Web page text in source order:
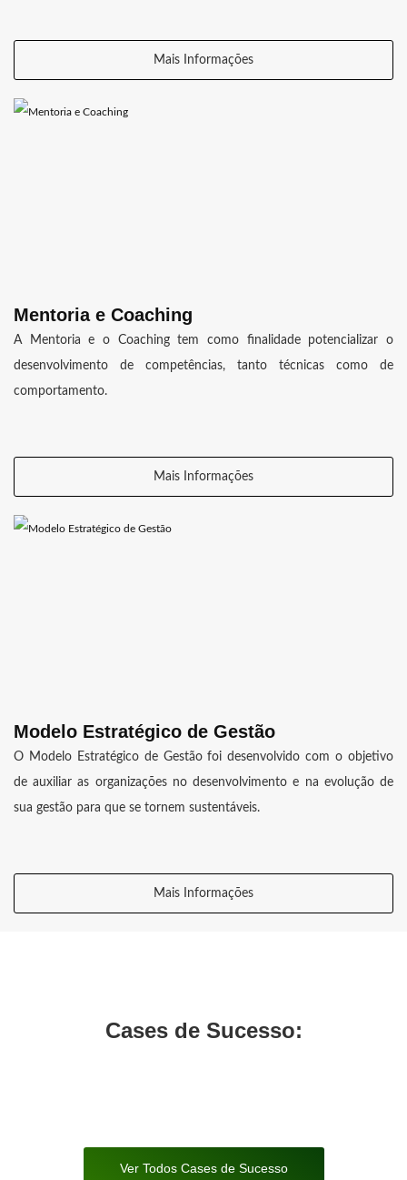
Mais Informações
Mentoria e Coaching
A Mentoria e o Coaching tem como finalidade potencializar o
desenvolvimento de competências, tanto técnicas como de
comportamento.
Mais Informações
Modelo Estratégico de Gestão
O Modelo Estratégico de Gestão foi desenvolvido com o objetivo
de auxiliar as organizações no desenvolvimento e na evolução de
sua gestão para que se tornem sustentáveis.
Mais Informações
Cases de Sucesso:
Ver Todos Cases de Sucesso